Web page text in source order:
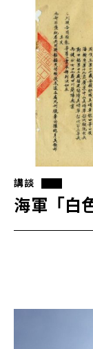
講談
海軍「白